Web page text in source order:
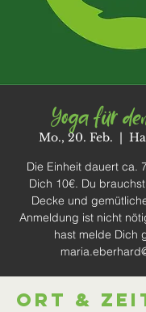
Yoga für
Mo., 20. Feb.
  |
Die Einheit dauert ca.
Dich 10€. Du
Decke und
Anmeldung ist nicht
hast melde Dich
Ort &